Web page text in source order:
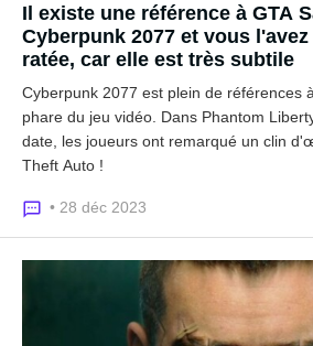
Il existe une référence à GTA
Cyberpunk 2077 et vous
ratée, car elle est très subtile
Cyberpunk 2077 est plein de références
phare du jeu vidéo. Dans Phantom
date, les joueurs ont remarqué un clin
Theft Auto !
• 28 déc 2023